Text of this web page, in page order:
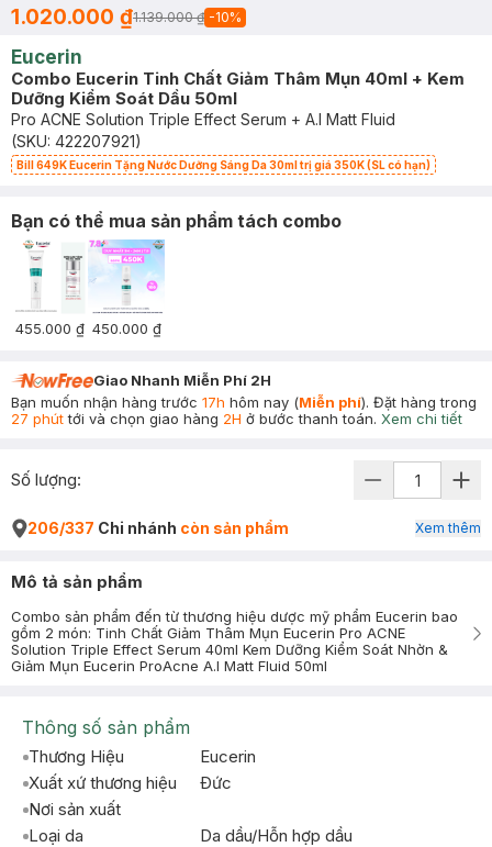
1.020.000 ₫1.139.000 ₫ -10%
Eucerin
Combo Eucerin Tinh Chất Giảm Thâm Mụn 40ml + Kem
Dưỡng Kiểm Soát Dầu 50ml
Pro ACNE Solution Triple Effect Serum + A.I Matt Fluid
(SKU: 422207921)
Bill 649K Eucerin Tặng Nước Dưỡng Sáng Da 30ml trị giá 350K (SL có hạn)
Bạn có thể mua sản phẩm tách combo
455.000 ₫ 450.000 ₫
Giao Nhanh Miễn Phí 2H
Bạn muốn nhận hàng trước 17h hôm nay (Miễn phí). Đặt hàng trong
27 phúttới và chọn giao hàng 2H ở bước thanh toán. Xem chi tiết
Số lượng:
206/337 Chi nhánh còn sản phẩm Xem thêm
Mô tả sản phẩm
Combo sản phẩm đến từ thương hiệu dược mỹ phẩm Eucerin bao
gồm 2 món: Tinh Chất Giảm Thâm Mụn Eucerin Pro ACNE
Solution Triple Effect Serum 40ml Kem Dưỡng Kiểm Soát Nhờn &
Giảm Mụn Eucerin ProAcne A.I Matt Fluid 50ml
Thông số sản phẩm
Thương Hiệu
Eucerin
Xuất xứ thương hiệu
Ðức
Nơi sản xuất
Loại da
Da dầu/Hỗn hợp dầu